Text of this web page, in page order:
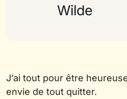
Wilde
J’ai tout pour être
envie de tout quitter.